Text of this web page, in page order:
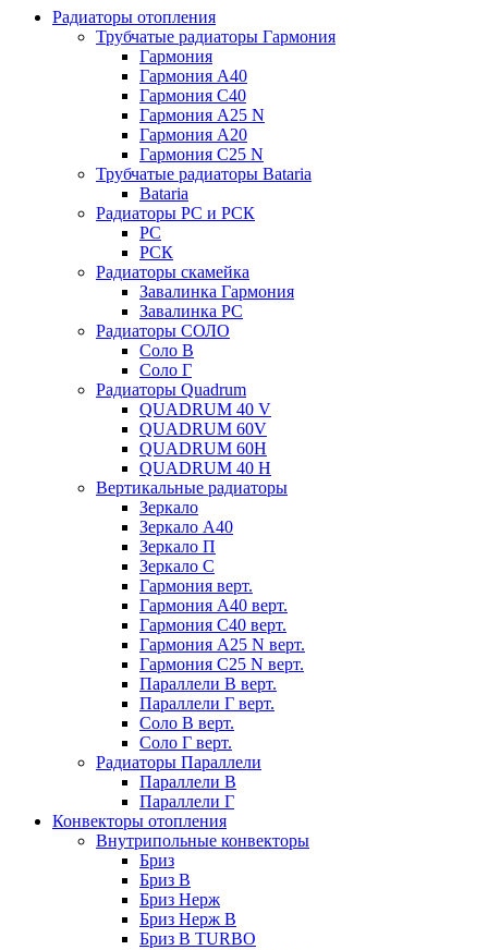
Радиаторы отопления
Трубчатые радиаторы Гармония
Гармония
Гармония А40
Гармония С40
Гармония А25 N
Гармония А20
Гармония С25 N
Трубчатые радиаторы Bataria
Bataria
Радиаторы РС и РСК
РС
РСК
Радиаторы скамейка
Завалинка Гармония
Завалинка РС
Радиаторы СОЛО
Соло В
Соло Г
Радиаторы Quadrum
QUADRUM 40 V
QUADRUM 60V
QUADRUM 60H
QUADRUM 40 H
Вертикальные радиаторы
Зеркало
Зеркало А40
Зеркало П
Зеркало С
Гармония верт.
Гармония А40 верт.
Гармония С40 верт.
Гармония А25 N верт.
Гармония С25 N верт.
Параллели В верт.
Параллели Г верт.
Соло В верт.
Соло Г верт.
Радиаторы Параллели
Параллели В
Параллели Г
Конвекторы отопления
Внутрипольные конвекторы
Бриз
Бриз В
Бриз Нерж
Бриз Нерж В
Бриз В TURBO